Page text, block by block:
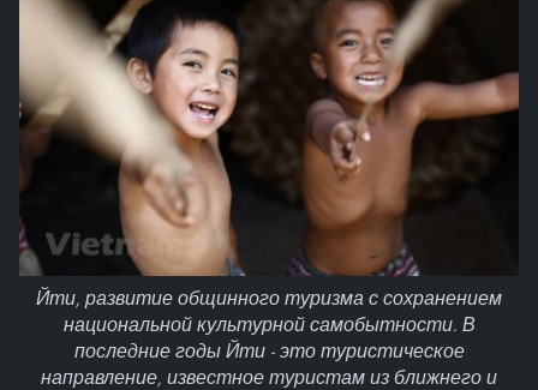
Йти, развитие общинного туризма с сохранением
национальной культурной самобытности. В
последние годы Йти - это туристическое
направление, известное туристам из ближнего и